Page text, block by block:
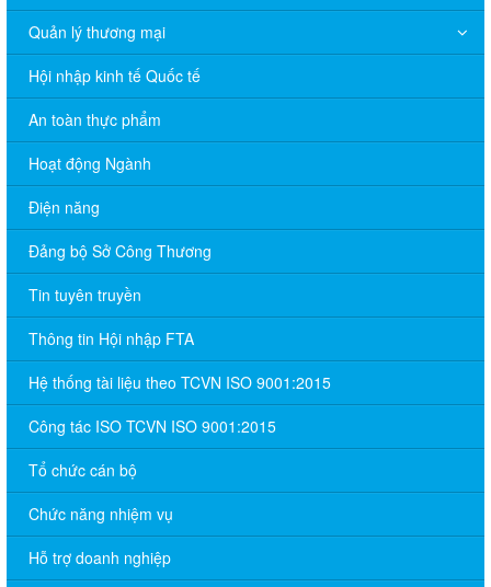
Quản lý thương mại
Hội nhập kinh tế Quốc tế
An toàn thực phẩm
Hoạt động Ngành
Điện năng
Đảng bộ Sở Công Thương
Tin tuyên truyền
Thông tin Hội nhập FTA
Hệ thống tài liệu theo TCVN ISO 9001:2015
Công tác ISO TCVN ISO 9001:2015
Tổ chức cán bộ
Chức năng nhiệm vụ
Hỗ trợ doanh nghiệp